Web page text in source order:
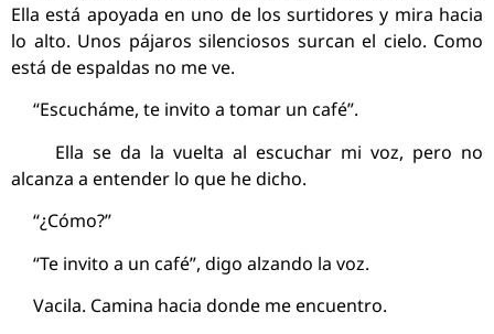
Ella está apoyada en uno de los surtidores y mira hacia
lo alto. Unos pájaros silenciosos surcan el cielo. Como
está de espaldas no me ve.
“Escucháme, te invito a tomar un café”.
Ella se da la vuelta al escuchar mi voz, pero no
alcanza a entender lo que he dicho.
“¿Cómo?”
“Te invito a un café”, digo alzando la voz.
Vacila. Camina hacia donde me encuentro.